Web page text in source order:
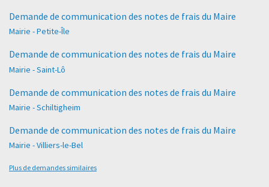
Demande de communication des notes de frais du Maire
Mairie - Petite-Île
Demande de communication des notes de frais du Maire
Mairie - Saint-Lô
Demande de communication des notes de frais du Maire
Mairie - Schiltigheim
Demande de communication des notes de frais du Maire
Mairie - Villiers-le-Bel
Plus de demandes similaires